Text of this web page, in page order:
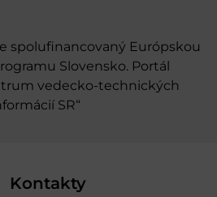
spolufinancovaný Európskou
Slovensko. Portál
vedecko-technických
SR“
Kontakty